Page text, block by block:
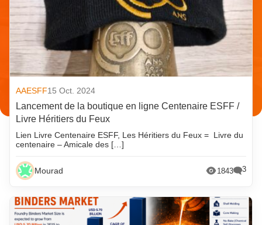
AAESFF15 Oct. 2024
Lancement de la boutique en ligne Centenaire ESFF /
Livre Héritiers du Feux
Lien Livre Centenaire ESFF, Les Héritiers du Feux = Livre du
centenaire – Amicale des […]
Mourad 1843 3